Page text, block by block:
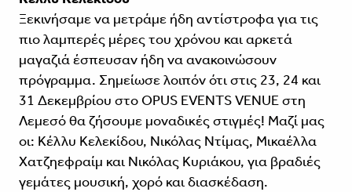
Ξεκινήσαμε να μετράμε ήδη αντίστροφα για τις
πιο λαμπερές μέρες του χρόνου και αρκετά
μαγαζιά έσπευσαν ήδη να ανακοινώσουν
πρόγραμμα. Σημείωσε λοιπόν ότι στις 23, 24 και
31 Δεκεμβρίου στο OPUS EVENTS VENUE στη
Λεμεσό θα ζήσουμε μοναδικές στιγμές! Μαζί μας
οι: Κέλλυ Κελεκίδου, Νικόλας Ντίμας, Μικαέλλα
Χατζηεφραίμ και Νικόλας Κυριάκου, για βραδιές
γεμάτες μουσική, χορό και διασκέδαση.